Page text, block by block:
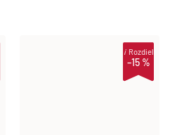
–15 %
iRozdiel